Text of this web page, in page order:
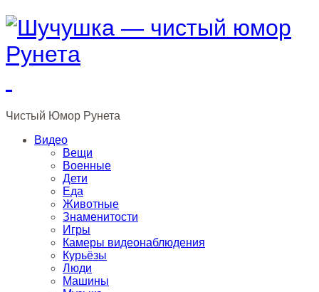
Чистый Юмор Рунета
Видео
Вещи
Военные
Дети
Еда
Животные
Знаменитости
Игры
Камеры видеонаблюдения
Курьёзы
Люди
Машины